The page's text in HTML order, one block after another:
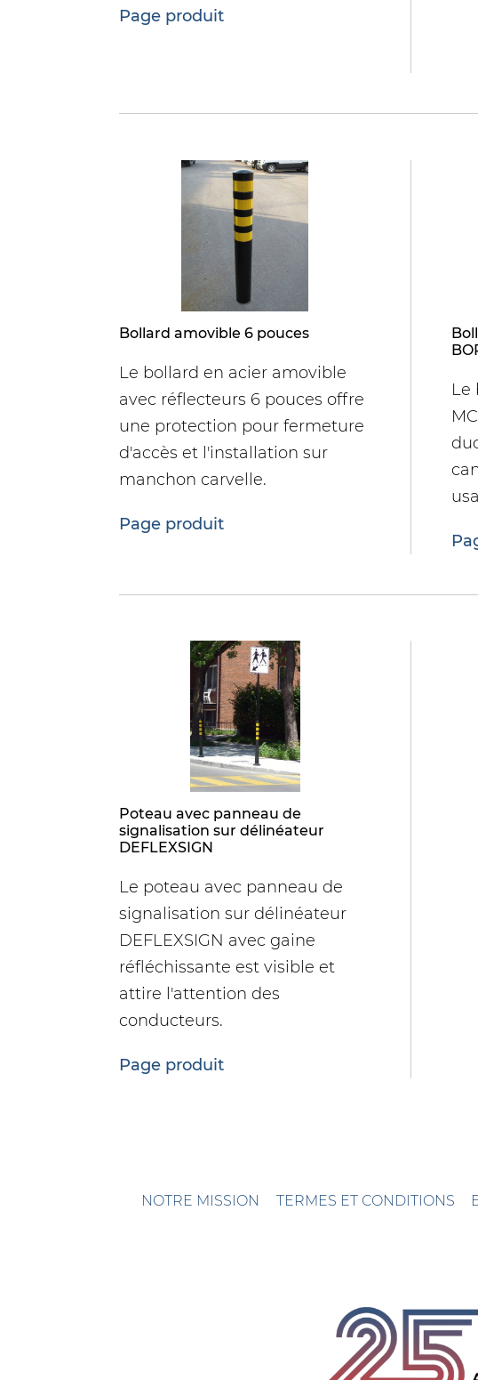
Page produit
Bollard amovible 6 pouces
Le bollard en acier amovible
avec réflecteurs 6 pouces offre
une protection pour fermeture
d'accès et l'installation sur
manchon carvelle.
Page produit
Le
Poteau avec panneau de
signalisation sur délinéateur
DEFLEXSIGN
Le poteau avec panneau de
signalisation sur délinéateur
DEFLEXSIGN avec gaine
réfléchissante est visible et
attire l'attention des
conducteurs.
Page produit
NOTRE MISSION TERMES ET CONDITIONS